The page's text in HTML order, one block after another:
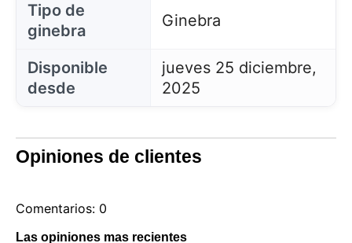
Tipo de
ginebra
Ginebra
Disponible
desde
jueves 25 diciembre,
2025
Opiniones de clientes
Comentarios: 0
Las opiniones mas recientes